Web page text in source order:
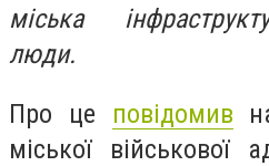
міська
люди.
Про це повідомив
міської військової